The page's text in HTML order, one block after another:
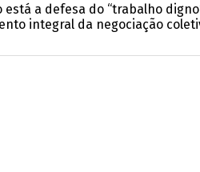
a defesa do “trabalho
integral da negociação